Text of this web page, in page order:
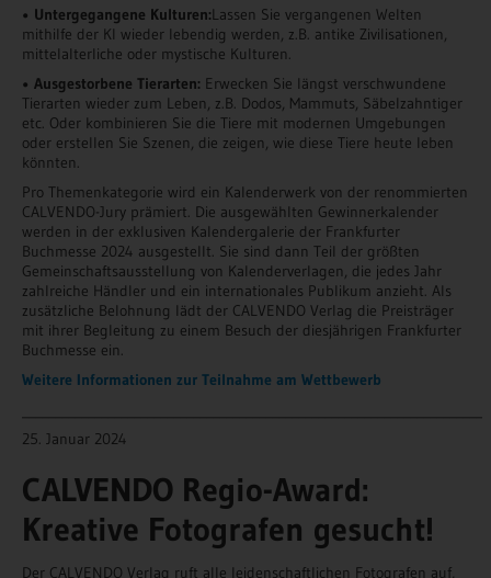
• Untergegangene Kulturen:Lassen Sie vergangenen Welten
mithilfe der KI wieder lebendig werden, z.B. antike Zivilisationen,
mittelalterliche oder mystische Kulturen.
• Ausgestorbene Tierarten: Erwecken Sie längst verschwundene
Tierarten wieder zum Leben, z.B. Dodos, Mammuts, Säbelzahntiger
etc. Oder kombinieren Sie die Tiere mit modernen Umgebungen
oder erstellen Sie Szenen, die zeigen, wie diese Tiere heute leben
könnten.
Pro Themenkategorie wird ein Kalenderwerk von der renommierten
CALVENDO-Jury prämiert. Die ausgewählten Gewinnerkalender
werden in der exklusiven Kalendergalerie der Frankfurter
Buchmesse 2024 ausgestellt. Sie sind dann Teil der größten
Gemeinschaftsausstellung von Kalenderverlagen, die jedes Jahr
zahlreiche Händler und ein internationales Publikum anzieht. Als
zusätzliche Belohnung lädt der CALVENDO Verlag die Preisträger
mit ihrer Begleitung zu einem Besuch der diesjährigen Frankfurter
Buchmesse ein.
Weitere Informationen zur Teilnahme am Wettbewerb
25. Januar 2024
CALVENDO Regio-Award:
Kreative Fotografen gesucht!
Der CALVENDO Verlag ruft alle leidenschaftlichen Fotografen auf,